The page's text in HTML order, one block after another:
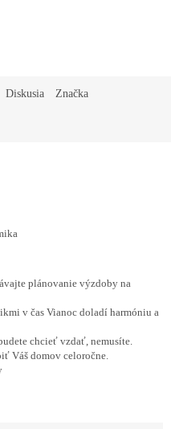
Diskusia Značka
plánovanie výzdoby na
v čas Vianoc doladí harmóniu a
chcieť vzdať, nemusíte.
Váš domov celoročne.